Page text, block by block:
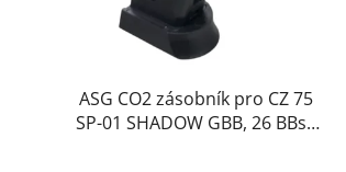
ASG CO2 zásobník pro CZ 75
SP-01 SHADOW GBB, 26 BBs -